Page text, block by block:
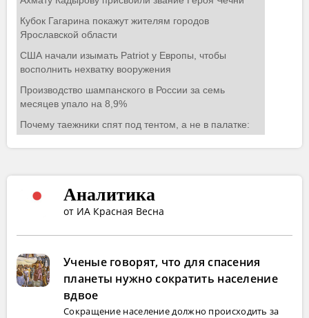
Аналитика
от ИА Красная Весна
Ученые говорят, что для спасения
планеты нужно сократить население
вдвое
Сокращение население должно происходить за